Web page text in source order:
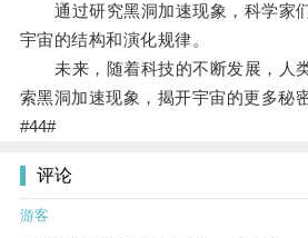
通过研究黑洞加速现象，科学家
宇宙的结构和演化规律。
未来，随着科技的不断发展，人
索黑洞加速现象，揭开宇宙的更多秘密
#44#
评论
游客